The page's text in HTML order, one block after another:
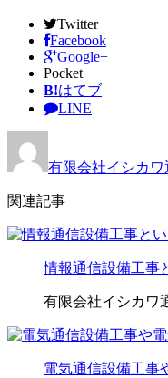
Twitter
Facebook
Google+
Pocket
B!はてブ
LINE
有限会社イシカワ
関連記事
情報通信設備工事
有限会社イシカワ
電気通信設備工事